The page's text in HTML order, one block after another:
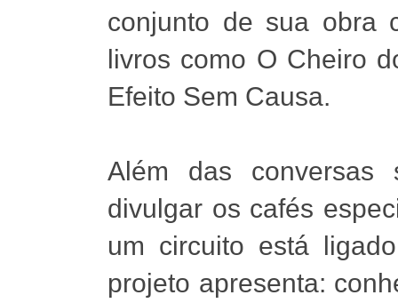
conjunto de sua obra
livros como O Cheiro
Efeito Sem Causa.
Além das
divulgar os cafés
um circuito está
projeto apresenta: